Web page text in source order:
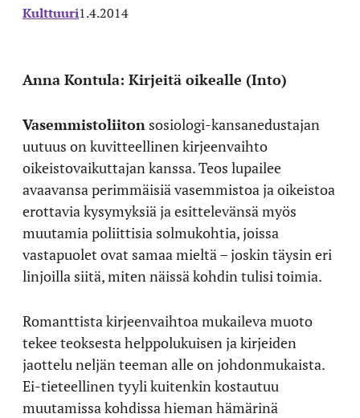
Kulttuuri1.4.2014
Anna Kontula: Kirjeitä oikealle (Into)
Vasemmistoliiton sosiologi-kansanedustajan
uutuus on kuvitteellinen kirjeenvaihto
oikeistovaikuttajan kanssa. Teos lupailee
avaavansa perimmäisiä vasemmistoa ja oikeistoa
erottavia kysymyksiä ja esittelevänsä myös
muutamia poliittisia solmukohtia, joissa
vastapuolet ovat samaa mieltä – joskin täysin eri
linjoilla siitä, miten näissä kohdin tulisi toimia.
Romanttista kirjeenvaihtoa mukaileva muoto
tekee teoksesta helppolukuisen ja kirjeiden
jaottelu neljän teeman alle on johdonmukaista.
Ei-tieteellinen tyyli kuitenkin kostautuu
muutamissa kohdissa hieman hämärinä